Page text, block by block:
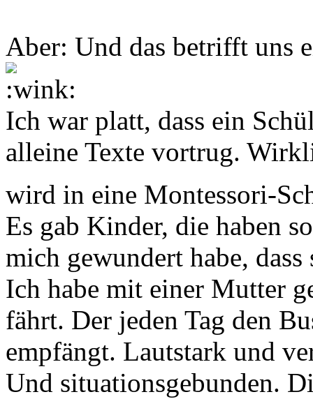
Aber: Und das betrifft uns
Ich war platt, dass ein
alleine Texte vortrug.
wird in eine Montessori-
Es gab Kinder, die haben
mich gewundert habe,
Ich habe mit einer Mutter
fährt. Der jeden Tag den
empfängt. Lautstark und
Und situationsgebunden.